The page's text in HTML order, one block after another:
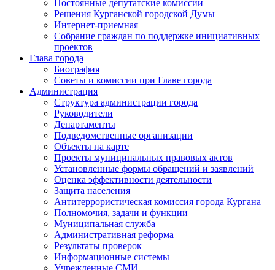
Постоянные депутатские комиссии
Решения Курганской городской Думы
Интернет-приемная
Собрание граждан по поддержке инициативных
проектов
Глава города
Биография
Советы и комиссии при Главе города
Администрация
Структура администрации города
Руководители
Департаменты
Подведомственные организации
Объекты на карте
Проекты муниципальных правовых актов
Установленные формы обращений и заявлений
Оценка эффективности деятельности
Защита населения
Антитеррористическая комиссия города Кургана
Полномочия, задачи и функции
Муниципальная служба
Административная реформа
Результаты проверок
Информационные системы
Учрежденные СМИ